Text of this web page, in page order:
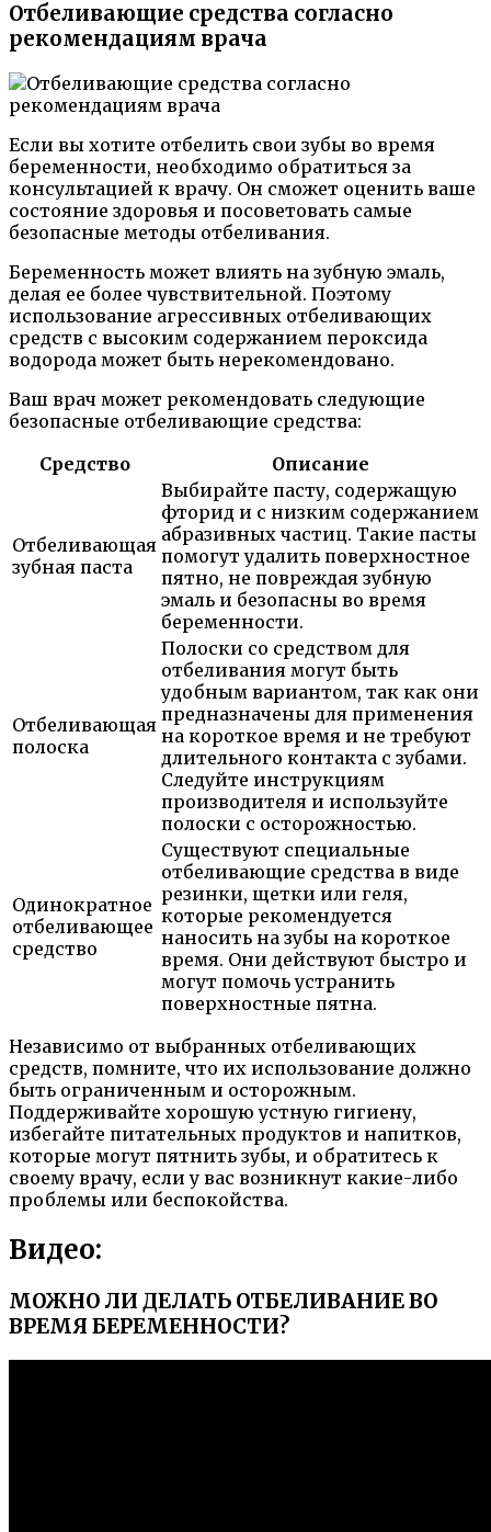
Отбеливающие средства согласно
рекомендациям врача
Если вы хотите отбелить свои зубы во время
беременности, необходимо обратиться за
консультацией к врачу. Он сможет оценить ваше
состояние здоровья и посоветовать самые
безопасные методы отбеливания.
Беременность может влиять на зубную эмаль,
делая ее более чувствительной. Поэтому
использование агрессивных отбеливающих
средств с высоким содержанием пероксида
водорода может быть нерекомендовано.
Ваш врач может рекомендовать следующие
безопасные отбеливающие средства:
Средство
Описание
Отбеливающая
зубная паста
Выбирайте пасту, содержащую
фторид и с низким содержанием
абразивных частиц. Такие пасты
помогут удалить поверхностное
пятно, не повреждая зубную
эмаль и безопасны во время
беременности.
Отбеливающая
полоска
Полоски со средством для
отбеливания могут быть
удобным вариантом, так как они
предназначены для применения
на короткое время и не требуют
длительного контакта с зубами.
Следуйте инструкциям
производителя и используйте
полоски с осторожностью.
Одинократное
отбеливающее
средство
Существуют специальные
отбеливающие средства в виде
резинки, щетки или геля,
которые рекомендуется
наносить на зубы на короткое
время. Они действуют быстро и
могут помочь устранить
поверхностные пятна.
Независимо от выбранных отбеливающих
средств, помните, что их использование должно
быть ограниченным и осторожным.
Поддерживайте хорошую устную гигиену,
избегайте питательных продуктов и напитков,
которые могут пятнить зубы, и обратитесь к
своему врачу, если у вас возникнут какие-либо
проблемы или беспокойства.
Видео:
МОЖНО ЛИ ДЕЛАТЬ ОТБЕЛИВАНИЕ ВО
ВРЕМЯ БЕРЕМЕННОСТИ?